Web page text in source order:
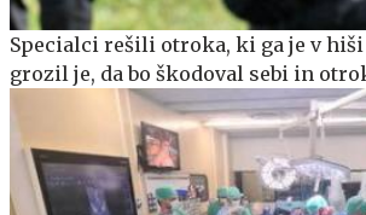
Specialci rešili otroka, ki ga je v hiši
grozil je, da bo škodoval sebi in